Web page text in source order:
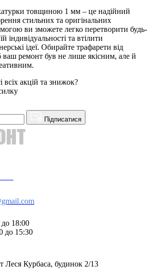
товщиною 1 мм – це надійний
стильних та оригінальних
ви зможете легко перетворити будь-
індивідуальності та втілити
ідеї. Обирайте трафарети від
ваш ремонт був не лише якісним, але й
всіх акцій та знижок?
Підписатися
18:00
до 15:30
Леся Курбаса, будинок 2/13